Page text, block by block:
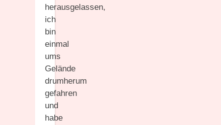
herausgelassen,
ich
bin
einmal
ums
Gelände
drumherum
gefahren
und
habe